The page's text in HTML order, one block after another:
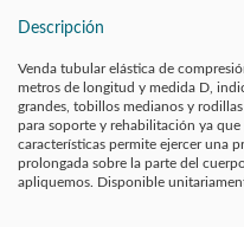
Descripción
Venda tubular elástica de
metros de longitud y medida D,
grandes, tobillos medianos y rodillas
para soporte y rehabilitación ya que
características permite ejercer una
prolongada sobre la parte del
apliquemos. Disponible